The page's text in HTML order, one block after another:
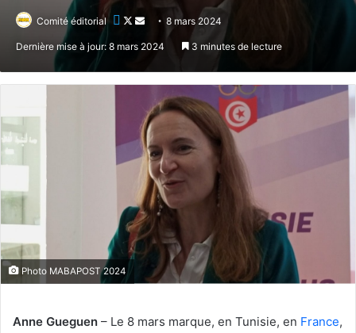
Comité éditorial
Follow
Envoyer8 mars 2024
Dernière mise à jour: 8 mars 2024 3 minutes de lecture
Photo MABAPOST 2024
Anne Gueguen – Le 8 mars marque, en Tunisie, en France,